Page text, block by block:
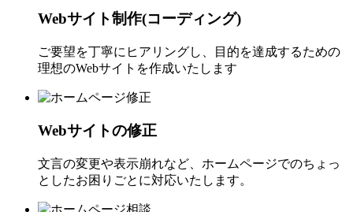
Webサイト制作(コーディング)
ご要望を丁寧にヒアリングし、目的を達成するための
理想のWebサイトを作成いたします
Webサイトの修正
文言の変更や表示崩れなど、ホームページでのちょっ
としたお困りごとに対応いたします。